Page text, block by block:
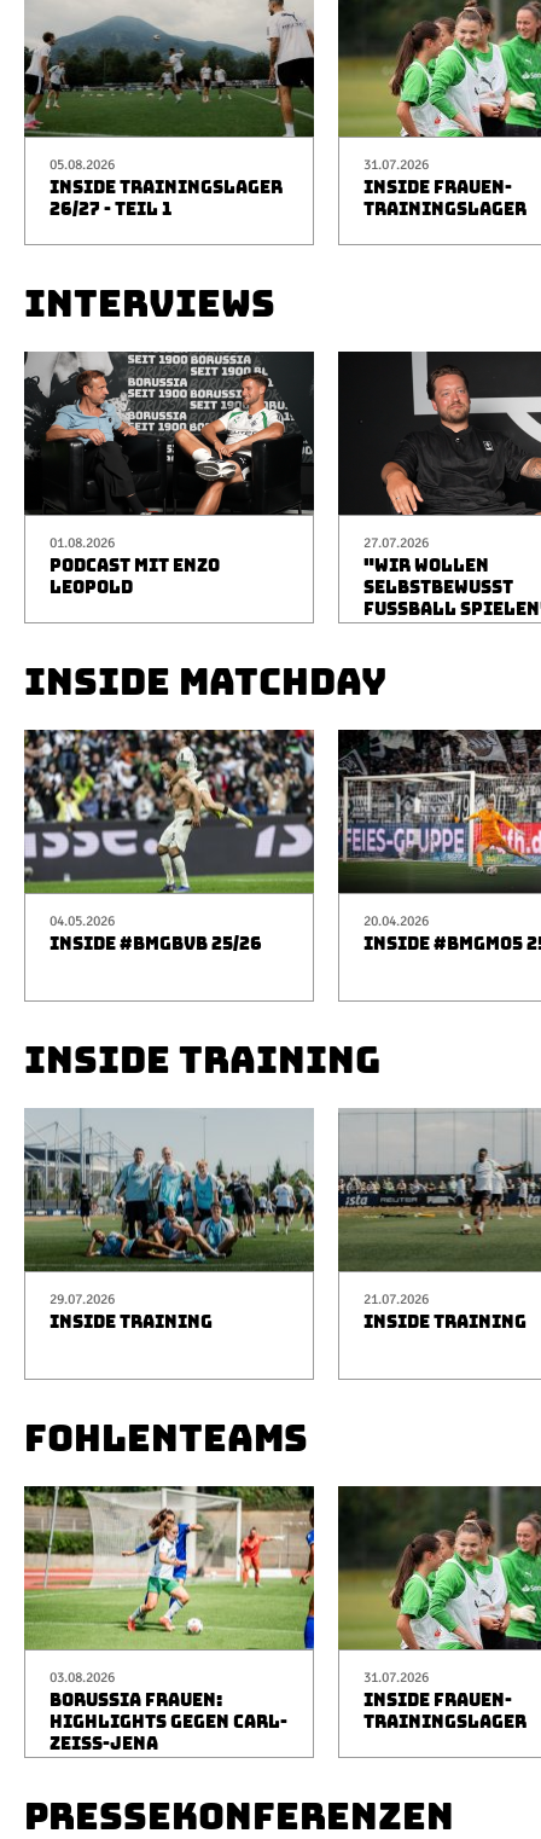
05.08.2026
INSIDE TRAININGSLAGER
26/27 - TEIL 1
31.07.2026
INSIDE FRAUEN-
TRAININGSLAGER
INTERVIEWS
01.08.2026
PODCAST MIT ENZO
LEOPOLD
27.07.2026
"WIR WOLLEN
SELBSTBEWUSST
FUSSBALL
INSIDE MATCHDAY
04.05.2026
INSIDE #BMGBVB 25/26
20.04.2026
INSIDE #BMGM05
INSIDE TRAINING
29.07.2026
INSIDE TRAINING
21.07.2026
INSIDE TRAINING
FOHLENTEAMS
03.08.2026
BORUSSIA FRAUEN:
HIGHLIGHTS GEGEN CARL-
ZEISS-JENA
31.07.2026
INSIDE FRAUEN-
TRAININGSLAGER
PRESSEKONFERENZEN